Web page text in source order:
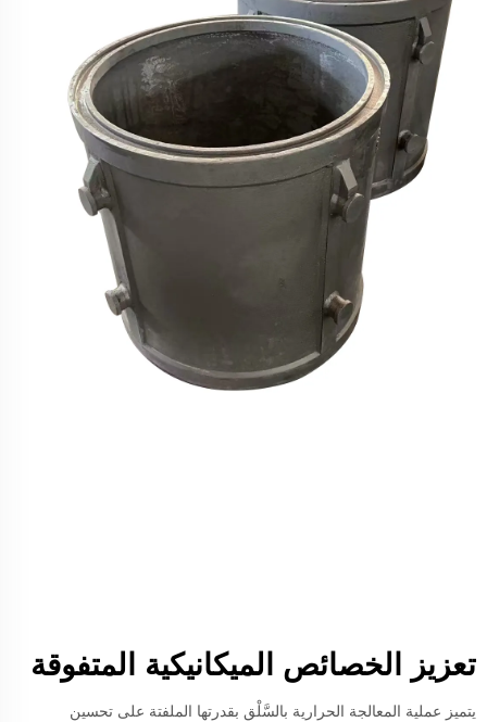
تعزيز الخصائص الميكانيكية المتفوقة
يتميز عملية المعالجة الحرارية بالسَّلْق بقدرتها الملفتة على تحسين